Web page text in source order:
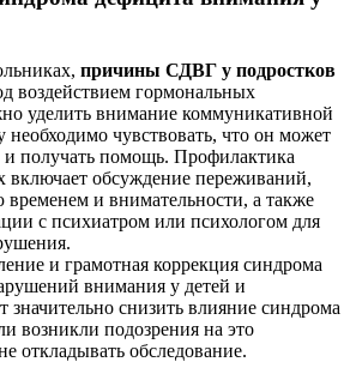
причины СДВГ у подростков
воздействием гормональных
уделить внимание коммуникативной
необходимо чувствовать, что он может
и получать помощь. Профилактика
включает обсуждение переживаний,
временем и внимательности, а также
с психиатром или психологом для
и грамотная коррекция синдрома
внимания у детей и
значительно снизить влияние синдрома
возникли подозрения на это
откладывать обследование.